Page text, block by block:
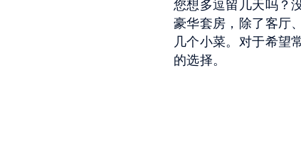
您想多逗留几天吗？
豪华套房，除了客厅
几个小菜。对于希望
的选择。